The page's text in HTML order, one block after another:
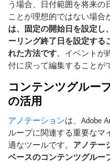
う場合、日付範囲を将来の
ことが理想的ではない場合
は、固定の開始日を設定し
ーリング終了日を設定する
れた方法です。イベントが
付に戻って編集することが
コンテンツグルー
の活用
アノテーションは、Adobe
ループに関連する重要なマ
適なツールです。 アノテー
ベースのコンテンツグルー